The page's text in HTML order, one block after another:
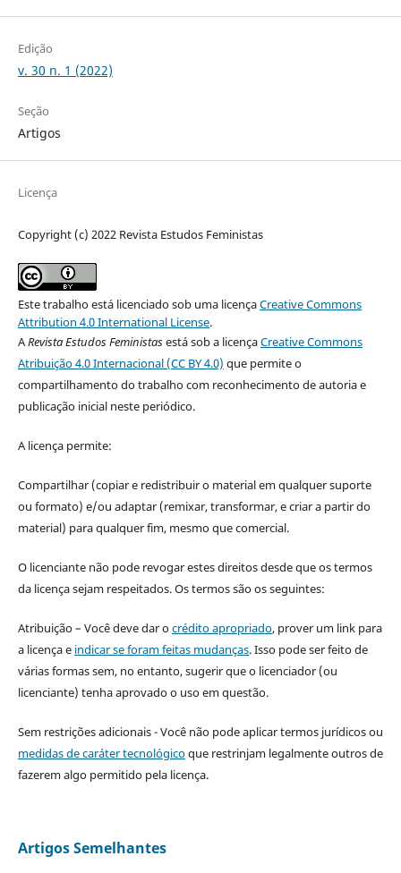
Edição
v. 30 n. 1 (2022)
Seção
Artigos
Licença
Copyright (c) 2022 Revista Estudos Feministas
Este trabalho está licenciado sob uma licençaCreative Commons
Attribution 4.0 International License.
ARevista Estudos Feministasestá sob a licençaCreative Commons
Atribuição 4.0 Internacional (CC BY 4.0) que permite o
compartilhamento do trabalho com reconhecimento de autoria e
publicação inicial neste periódico.
A licença permite:
Compartilhar (copiar e redistribuir o material em qualquer suporte
ou formato) e/ou adaptar (remixar, transformar, e criar a partir do
material) para qualquer fim, mesmo que comercial.
O licenciante não pode revogar estes direitos desde que os termos
da licença sejam respeitados. Os termos são os seguintes:
Atribuição – Você deve dar ocrédito apropriado, prover um link para
a licença e indicar se foram feitas mudanças. Isso pode ser feito de
várias formas sem, no entanto, sugerir que o licenciador (ou
licenciante) tenha aprovado o uso em questão.
Sem restrições adicionais - Você não pode aplicar termos jurídicos ou
medidas de caráter tecnológicoque restrinjam legalmente outros de
fazerem algo permitido pela licença.
Artigos Semelhantes